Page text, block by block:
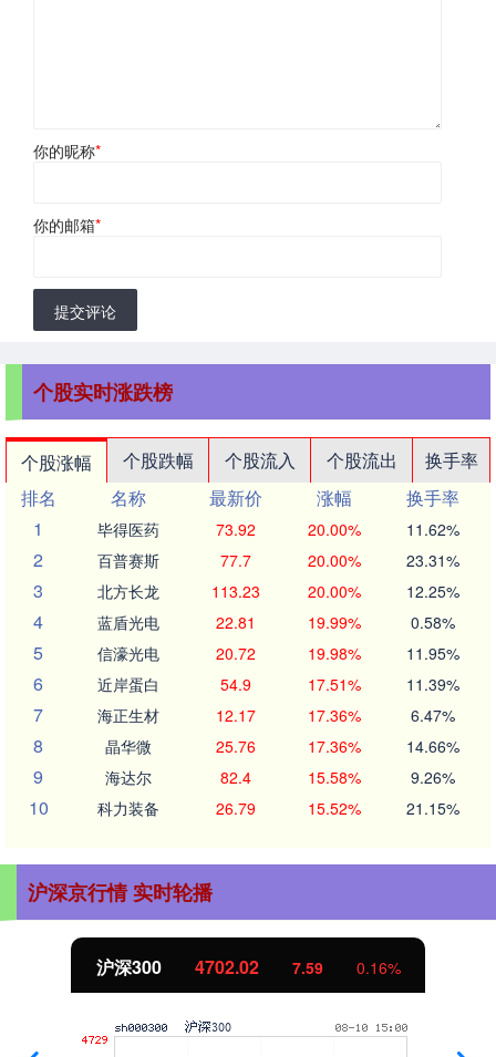
你的昵称*
你的邮箱*
提交评论
个股实时涨跌榜
个股涨幅 个股跌幅 个股流入 个股流出
换手率
排名
名称 最新价 涨幅
换手率
1
毕得医药 73.92 20.00% 11.62%
2 百普赛斯 77.7 20.00% 23.31%
3 北方长龙 113.23 20.00% 12.25%
4 蓝盾光电 22.81 19.99% 0.58%
5 信濠光电 20.72 19.98% 11.95%
6 近岸蛋白 54.9 17.51% 11.39%
7 海正生材 12.17 17.36% 6.47%
8 晶华微 25.76 17.36% 14.66%
9 海达尔 82.4 15.58% 9.26%
10 科力装备 26.79 15.52% 21.15%
沪深京行情 实时轮播
北证50 1122.88 -11.37 -1.00%